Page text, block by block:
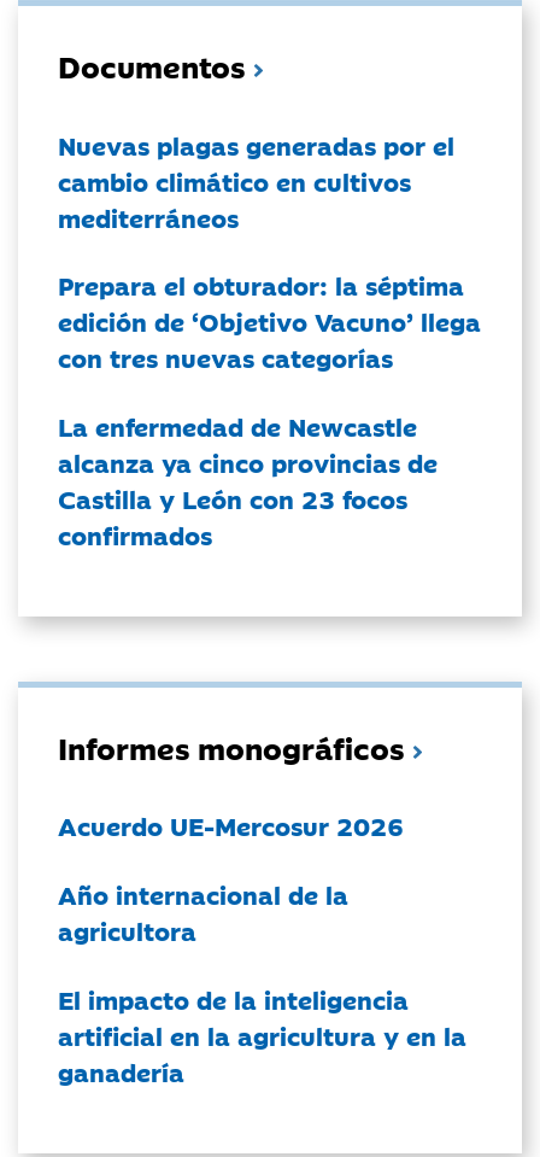
Documentos
Nuevas plagas generadas por el
cambio climático en cultivos
mediterráneos
Prepara el obturador: la séptima
edición de ‘Objetivo Vacuno’ llega
con tres nuevas categorías
La enfermedad de Newcastle
alcanza ya cinco provincias de
Castilla y León con 23 focos
confirmados
Informes monográficos
Acuerdo UE-Mercosur 2026
Año internacional de la
agricultora
El impacto de la inteligencia
artificial en la agricultura y en la
ganadería